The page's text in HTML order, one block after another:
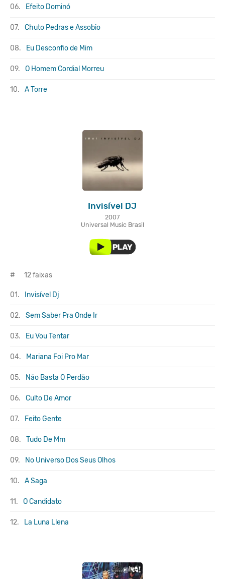
06. Efeito Dominó
07. Chuto Pedras e Assobio
08. Eu Desconfio de Mim
09. O Homem Cordial Morreu
10. A Torre
Invisível DJ
2007
Universal Music Brasil
# 12 faixas
01. Invisível Dj
02. Sem Saber Pra Onde Ir
03. Eu Vou Tentar
04. Mariana Foi Pro Mar
05. Não Basta O Perdão
06. Culto De Amor
07. Feito Gente
08. Tudo De Mm
09. No Universo Dos Seus Olhos
10. A Saga
11. O Candidato
12. La Luna Llena